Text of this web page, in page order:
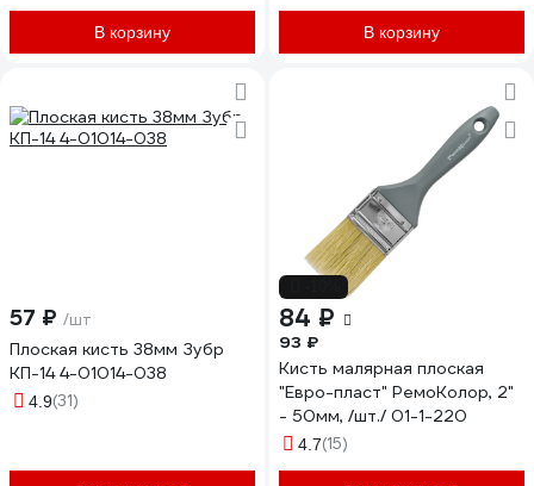
В корзину В корзину
57 ₽ /шт
Плоская кисть 38мм Зубр
КП-14 4-01014-038
4.9(31)
84 ₽
93 ₽
Кисть малярная плоская
"Евро-пласт" РемоКолор, 2"
- 50мм, /шт./ 01-1-220
4.7(15)